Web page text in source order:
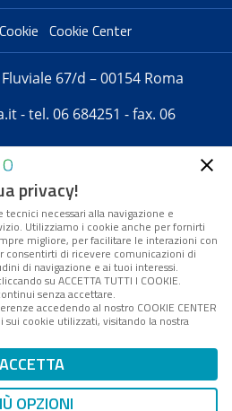
Cookie Center
67/d – 00154 Roma
- tel. 06 684251 - fax. 06
telematica iscritta
del Tribunale di Roma -
2008 - Direttore resp. Michela
Stentella
soggetta a Direzione e
di Digital360 S.p.A. - FPA s.r.l.
per il sistema di management
n. 10693191008 - R.E.A. Roma
ISP AWS
del sito
privacy!
necessari alla navigazione e
Utilizziamo i cookie anche per fornirti
migliore, per facilitare le interazioni con
consentirti di ricevere comunicazioni di
di navigazione e ai tuoi interessi.
su ACCETTA TUTTI I COOKIE.
senza accettare.
accedendo al nostro COOKIE CENTER
cookie utilizzati, visitando la nostra
ACCETTA
OPZIONI